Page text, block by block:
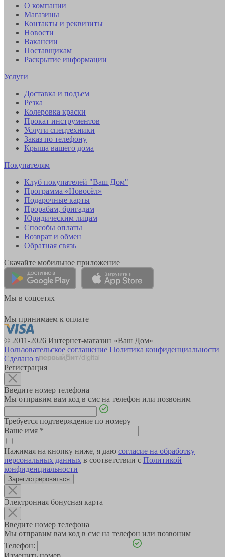
О компании
Магазины
Контакты и реквизиты
Новости
Вакансии
Поставщикам
Раскрытие информации
Услуги
Доставка и подъем
Резка
Колеровка краски
Прокат инструментов
Услуги спецтехники
Заказ по телефону
Крыша вашего дома
Покупателям
Клуб покупателей "Ваш Дом"
Программа «Новосёл»
Подарочные карты
Прорабам, бригадам
Юридическим лицам
Способы оплаты
Возврат и обмен
Обратная связь
Скачайте мобильное приложение
Мы в соцсетях
Мы принимаем к оплате
© 2011-2026 Интернет-магазин «Ваш Дом»
Пользовательское соглашение Политика конфиденциальности
Сделано в
Регистрация
Введите номер телефона
Мы отправим вам код в смс на телефон или позвоним
Требуется подтверждение по номеру
Ваше имя *
Нажимая на кнопку ниже, я даю согласие на обработку
персональных данных в соответствии с Политикой
конфиденциальности
Зарегистрироваться
Электронная бонусная карта
Введите номер телефона
Мы отправим вам код в смс на телефон или позвоним
Телефон: